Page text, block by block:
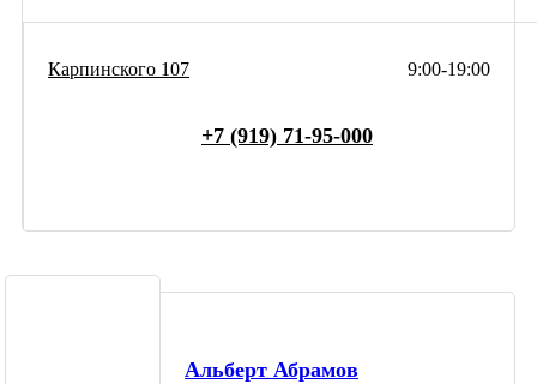
9:00-19:00
Карпинского 107
+7 (919) 71-95-000
Альберт Абрамов